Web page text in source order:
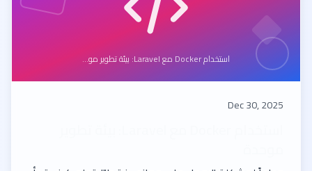
استخدام Docker مع Laravel: بيئة تطوير مو...
Dec 30, 2025